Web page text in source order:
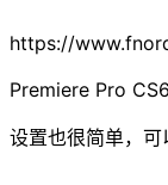
https://
Premiere Pro
设置也很简单，